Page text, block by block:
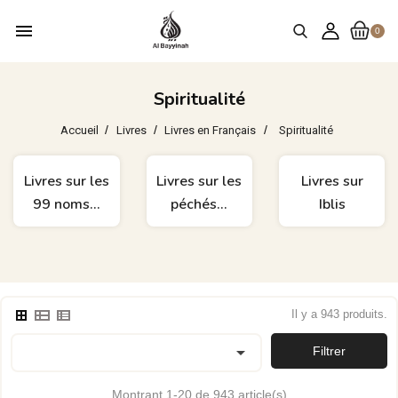
0
menu
Spiritualité
Accueil Livres Livres en Français Spiritualité
Livres sur les
99 noms...
Livres sur les
péchés...
Livres sur
Iblis
Il y a 943 produits.
 Filtrer
Montrant 1-20 de 943 article(s)